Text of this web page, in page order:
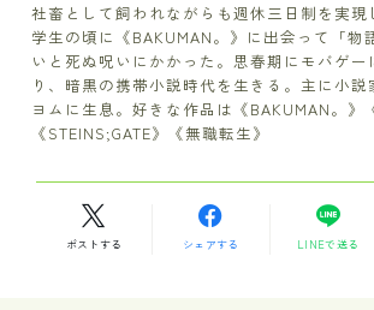
社畜として飼われながらも週休三日制を実現
学生の頃に《BAKUMAN。》に出会って「物
いと死ぬ呪いにかかった。思春期にモバゲー
り、暗黒の携帯小説時代を生きる。主に小説
ヨムに生息。好きな作品は《BAKUMAN。》
《STEINS;GATE》《無職転生》
ポストする シェアする LINEで送る